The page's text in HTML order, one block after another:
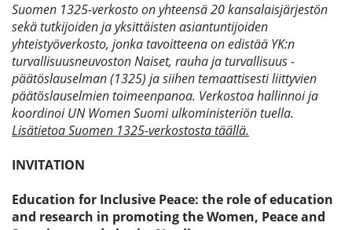
Suomen 1325-verkosto on yhteensä 20 kansalaisjärjestön
sekä tutkijoiden ja yksittäisten asiantuntijoiden
yhteistyöverkosto, jonka tavoitteena on edistää YK:n
turvallisuusneuvoston Naiset, rauha ja turvallisuus -
päätöslauselman (1325) ja siihen temaattisesti liittyvien
päätöslauselmien toimeenpanoa. Verkostoa hallinnoi ja
koordinoi UN Women Suomi ulkoministeriön tuella.
Lisätietoa Suomen 1325-verkostosta täällä.
INVITATION
Education for Inclusive Peace: the role of education
and research in promoting the Women, Peace and